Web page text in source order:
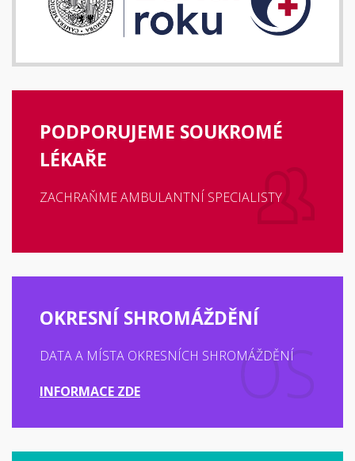
PODPORUJEME SOUKROMÉ
LÉKAŘE
ZACHRAŇME AMBULANTNÍ SPECIALISTY
OKRESNÍ SHROMÁŽDĚNÍ
DATA A MÍSTA OKRESNÍCH SHROMÁŽDĚNÍ
INFORMACE ZDE